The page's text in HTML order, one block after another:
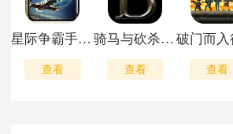
星际争霸手机版
查看
骑马与砍杀2安卓版
查看 查看